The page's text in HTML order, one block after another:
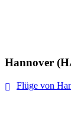
Hannover
Flüge von